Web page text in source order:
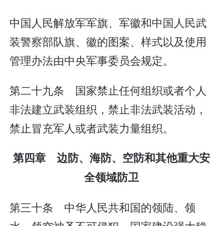
中国人民解放军军旗、军徽和中国人民武
装警察部队旗、徽的图案、样式以及使用
管理办法由中央军事委员会规定。
第二十九条 国家禁止任何组织或者个人
非法建立武装组织，禁止非法武装活动，
禁止冒充军人或者武装力量组织。
第四章 边防、海防、空防和其他重大安
全领域防卫
第三十条 中华人民共和国的领陆、领